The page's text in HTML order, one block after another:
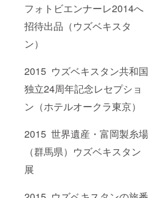
フォトビエンナーレ2014へ
招待出品（ウズベキスタ
ン）
2015 ウズベキスタン共和国
独立24周年記念レセプショ
ン（ホテルオークラ東京）
2015 世界遺産・富岡製糸場
（群馬県）ウズベキスタン
展